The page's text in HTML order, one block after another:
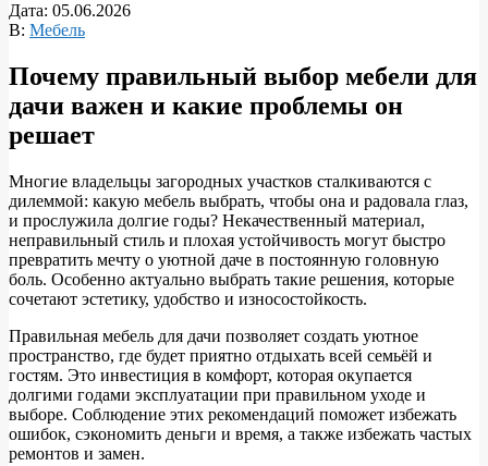
Дата: 05.06.2026
В: Мебель
Почему правильный выбор мебели для
дачи важен и какие проблемы он
решает
Многие владельцы загородных участков сталкиваются с
дилеммой: какую мебель выбрать, чтобы она и радовала глаз,
и прослужила долгие годы? Некачественный материал,
неправильный стиль и плохая устойчивость могут быстро
превратить мечту о уютной даче в постоянную головную
боль. Особенно актуально выбрать такие решения, которые
сочетают эстетику, удобство и износостойкость.
Правильная мебель для дачи позволяет создать уютное
пространство, где будет приятно отдыхать всей семьёй и
гостям. Это инвестиция в комфорт, которая окупается
долгими годами эксплуатации при правильном уходе и
выборе. Соблюдение этих рекомендаций поможет избежать
ошибок, сэкономить деньги и время, а также избежать частых
ремонтов и замен.